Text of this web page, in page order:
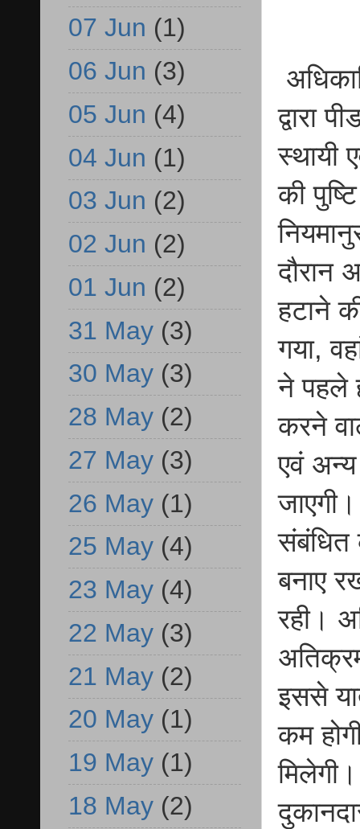
द्वारा
स्थायी
की
दौरान
हटाने
गया,
ने पहले
करने
एवं अन्य
संबंधित
बनाए
रही।
इससे
कम
07 Jun (1)
06 Jun (3)
05 Jun (4)
04 Jun (1)
03 Jun (2)
02 Jun (2)
01 Jun (2)
31 May (3)
30 May (3)
28 May (2)
27 May (3)
26 May (1)
25 May (4)
23 May (4)
22 May (3)
21 May (2)
20 May (1)
19 May (1)
18 May (2)